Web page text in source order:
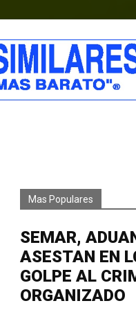
Mas Populares
SEMAR,
ASESTAN EN
GOLPE AL
ORGANIZADO